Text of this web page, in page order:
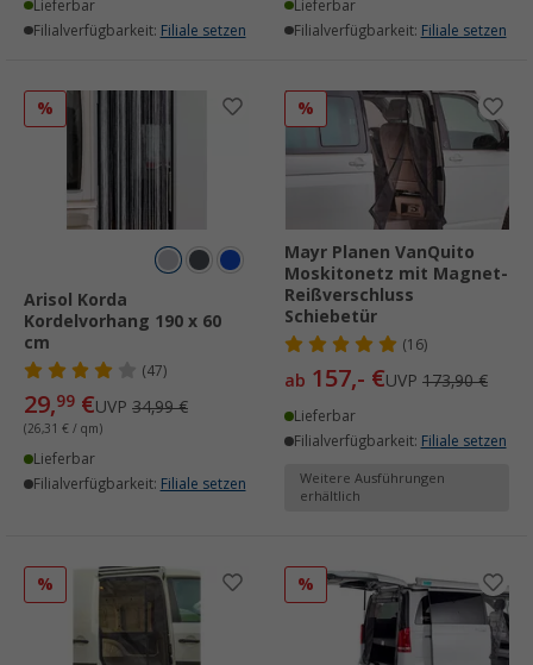
Lieferbar
Filialverfügbarkeit: Filiale setzen
Lieferbar
Filialverfügbarkeit: Filiale setzen
%
Arisol Korda
Kordelvorhang 190 x 60
cm
(47)
29,99 €UVP 34,99 €
(26,31 € / qm)
Lieferbar
Filialverfügbarkeit: Filiale setzen
%
Mayr Planen VanQuito
Moskitonetz mit Magnet-
Reißverschluss
Schiebetür
(16)
ab 157,- €UVP 173,90 €
Lieferbar
Filialverfügbarkeit: Filiale setzen
Weitere Ausführungen
erhältlich
% %